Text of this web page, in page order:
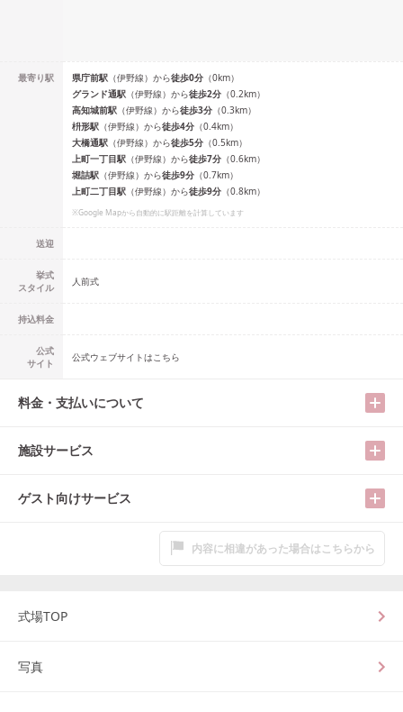
最寄り駅 県庁前駅 （伊野線） から徒歩0分 （0km）
グランド通駅 （伊野線） から徒歩2分 （0.2km）
高知城前駅 （伊野線） から徒歩3分 （0.3km）
枡形駅 （伊野線） から徒歩4分 （0.4km）
大橋通駅 （伊野線） から徒歩5分 （0.5km）
上町一丁目駅 （伊野線） から徒歩7分 （0.6km）
堀詰駅 （伊野線） から徒歩9分 （0.7km）
上町二丁目駅 （伊野線） から徒歩9分 （0.8km）
※Google Mapから自動的に駅距離を計算しています
送迎
挙式
スタイル
人前式
持込料金
公式
サイト
公式ウェブサイトはこちら
料金・支払いについて
施設サービス
ゲスト向けサービス
内容に相違があった場合はこちらから
式場TOP
写真